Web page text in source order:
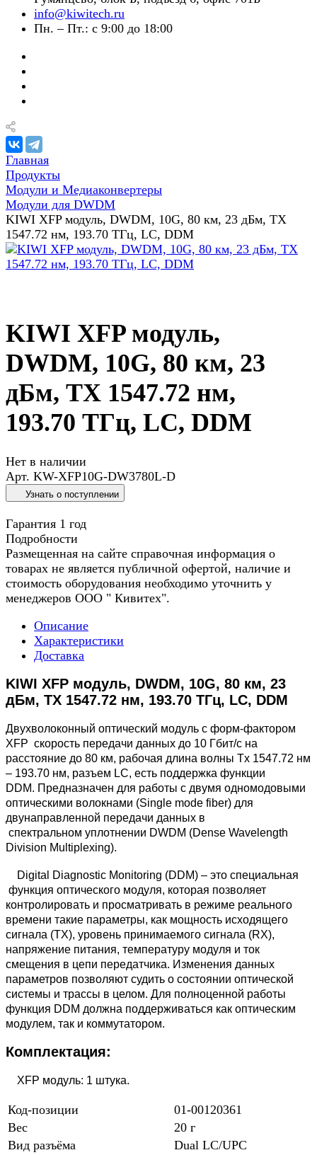
info@kiwitech.ru
Пн. – Пт.: с 9:00 до 18:00
Главная
Продукты
Модули и Медиаконвертеры
Модули для DWDM
KIWI XFP модуль, DWDM, 10G, 80 км, 23 дБм, TX
1547.72 нм, 193.70 ТГц, LC, DDM
KIWI XFP модуль,
DWDM, 10G, 80 км, 23
дБм, TX 1547.72 нм,
193.70 ТГц, LC, DDM
Нет в наличии
Арт. KW-XFP10G-DW3780L-D
Узнать о поступлении
Гарантия 1 год
Подробности
Размещенная на сайте справочная информация о
товарах не является публичной офертой, наличие и
стоимость оборудования необходимо уточнить у
менеджеров ООО " Кивитех".
Описание
Характеристики
Доставка
KIWI XFP модуль, DWDM, 10G, 80 км, 23
дБм, TX 1547.72 нм, 193.70 ТГц, LC, DDM
Двухволоконный оптический модуль с форм-фактором
XFP скорость передачи данных до 10 Гбит/с на
расстояние до 80 км, рабочая длина волны Tx 1547.72 нм
– 193.70 нм, разъем LC, есть поддержка функции
DDM. Предназначен для работы с двумя одномодовыми
оптическими волокнами (Single mode fiber) для
двунаправленной передачи данных в
спектральном уплотнении DWDM (Dense Wavelength
Division Multiplexing).
Digital Diagnostic Monitoring (DDM) – это специальная
функция оптического модуля, которая позволяет
контролировать и просматривать в режиме реального
времени такие параметры, как мощность исходящего
сигнала (TX), уровень принимаемого сигнала (RX),
напряжение питания, температуру модуля и ток
смещения в цепи передатчика. Изменения данных
параметров позволяют судить о состоянии оптической
системы и трассы в целом. Для полноценной работы
функция DDM должна поддерживаться как оптическим
модулем, так и коммутатором.
Комплектация:
XFP модуль: 1 штука.
Код-позиции
01-00120361
Вес
20 г
Вид разъёма
Dual LC/UPC